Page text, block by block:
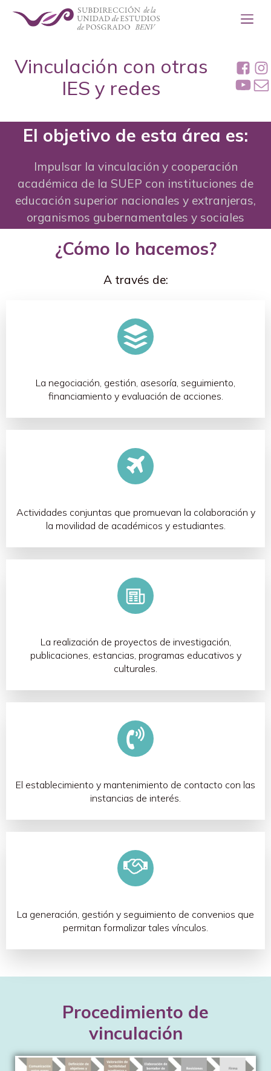
Vinculación con otras
IES y redes
El objetivo de esta área es:
Impulsar la vinculación y cooperación
académica de la SUEP con instituciones de
educación superior nacionales y extranjeras,
organismos gubernamentales y sociales
¿Cómo lo hacemos?
A través de:
La negociación, gestión, asesoría, seguimiento,
financiamiento y evaluación de acciones.
Actividades conjuntas que promuevan la colaboración y
la movilidad de académicos y estudiantes.
La realización de proyectos de investigación,
publicaciones, estancias, programas educativos y
culturales.
El establecimiento y mantenimiento de contacto con las
instancias de interés.
La generación, gestión y seguimiento de convenios que
permitan formalizar tales vínculos.
Procedimiento de
vinculación